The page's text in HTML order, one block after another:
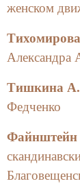
организации
активную
сборника к
Крымскую,
Якубенко,
мы
профессору
факультета
женском
Александра
Тишкина
Федченко